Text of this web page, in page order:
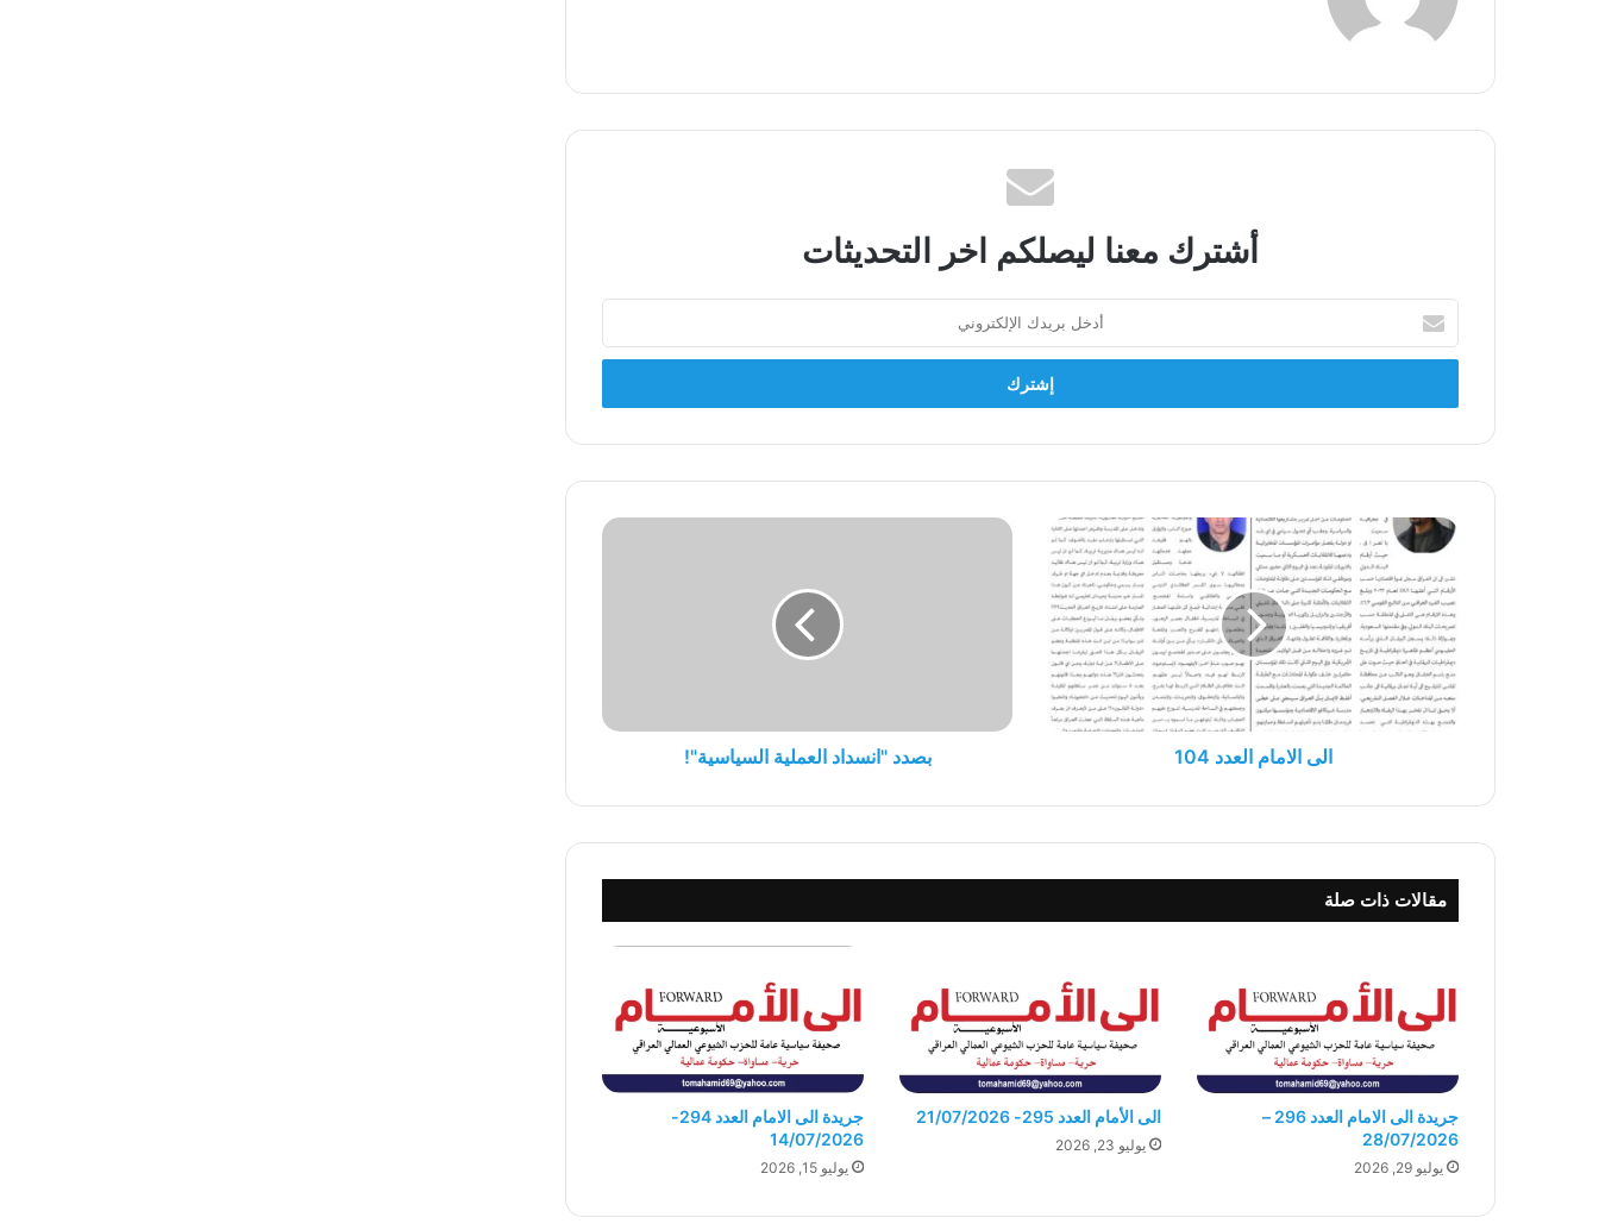
أشترك معنا ليصلكم اخر التحديثات
بريدك
الإلكتروني
الى
الامام
العدد
104
الى الامام العدد 104
بصدد
بصدد "انسداد العملية السياسية"!
مقالات ذات صلة
جريدة الى الامام العدد 296 –
28/07/2026
يوليو 29, 2026
الى الأمام العدد 295- 21/07/2026
يوليو 23, 2026
جريدة الى الامام العدد 294-
14/07/2026
يوليو 15, 2026